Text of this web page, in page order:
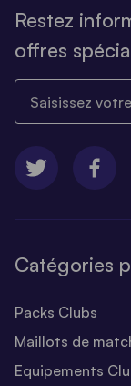
Restez
offres
Catégories
Packs Clubs
Maillots de
Equipements